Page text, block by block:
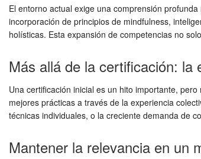
El entorno actual exige una comprensión
incorporación de principios de mindfulness,
holísticas. Esta expansión de competencias no
Más allá de la certificación: la
Una certificación inicial es un hito importante,
mejores prácticas a través de la experiencia
técnicas individuales, o la creciente demanda de
Mantener la relevancia en un